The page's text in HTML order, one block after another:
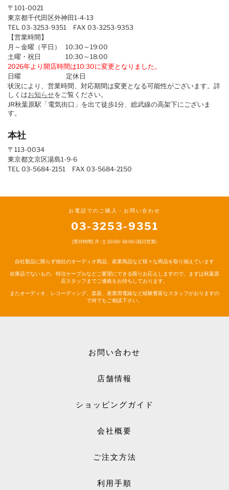
〒101-0021
東京都千代田区外神田1-4-13
TEL 03-3253-9351 FAX 03-3253-9353
【営業時間】
月～金曜（平日） 10:30～19:00
土曜・祝日 10:30～18:00
2026年より開店時間は10:30に変更となりました。
日曜 定休日
状況により、営業時間、対応期間は変更となる可能性がございます。詳
しくはお知らせをご覧ください。
JR秋葉原駅「電気街口」を出て徒歩1分、総武線の高架下にございま
す。
本社
〒113-0034
東京都文京区湯島1-9-6
TEL 03-5684-2151 FAX 03-5684-2150
お電話でのご購入・お問い合わせ
03-3253-9351
[受付時間] 月~土 10:00~18:00 (祝日営業)
自社製品に限らず他社のオーディオ商品、産業商品など様々な商品を取り揃えています
在庫品でないもの、特注ケーブルなどご要望にできる限りお応えしますので、まずは秋葉原
店スタッフまでご連絡をお待ちしております。
またオーディオ、レコーディング、楽器、産業用電線など経験豊富なスタッフがおりますの
で何でもご相談下さい。
お問い合わせ
店舗情報
ショッピングガイド
会社概要
ご注文方法
利用手順